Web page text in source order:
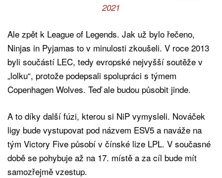
2021
Ale zpět k League of Legends. Jak už bylo řečeno,
Ninjas in Pyjamas to v minulosti zkoušeli. V roce 2013
byli součástí LEC, tedy evropské nejvyšší soutěže v
„lolku“, protože podepsali spolupráci s týmem
Copenhagen Wolves. Teď ale budou působit jinde.
A to díky další fúzi, kterou si NiP vymysleli. Nováček
ligy bude vystupovat pod názvem ESV5 a naváže na
tým Victory Five působí v čínské lize LPL. V současné
době se pohybuje až na 17. místě a za cíl bude mít
samozřejmě vzestup.